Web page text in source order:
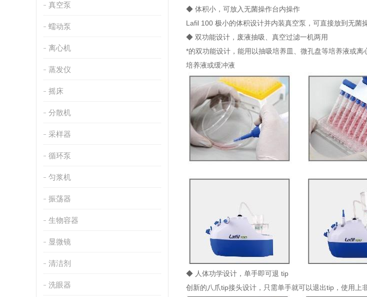
真空泵
蠕动泵
离心机
蒸发仪
摇床
分散机
采样器
循环泵
匀浆机
振荡器
生物容器
显微镜
清洁剂
洗眼器
◆ 体积小，可放入无菌操作台内操作
Lafil 100 极小的体积设计并内装真空泵，可直接放到无菌
◆ 双功能设计，废液抽吸、真空过滤一机两用
*的双功能设计，能用以抽吸培养皿、微孔盘等培养液或
培养液或缓冲液
◆ 人体功学设计，单手即可退 tip
创新的八爪tip接头设计，只需单手就可以退出tip，使用上